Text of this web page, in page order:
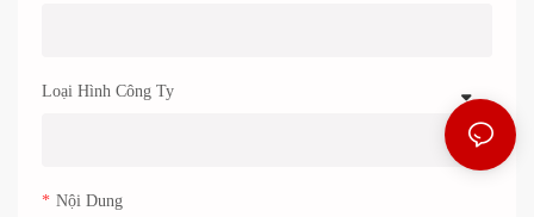
Loại Hình Công Ty
Nội Dung